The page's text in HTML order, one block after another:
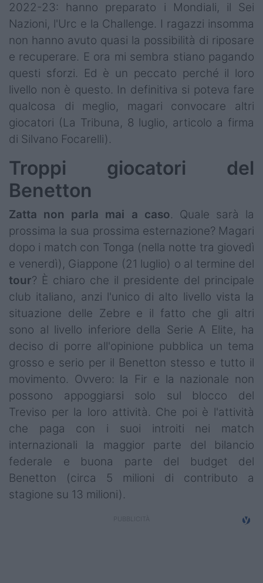
2022-23: hanno preparato i Mondiali, il Sei
Nazioni, l'Urc e la Challenge. I ragazzi insomma
non hanno avuto quasi la possibilità di riposare
e recuperare. E ora mi sembra stiano pagando
questi sforzi. Ed è un peccato perché il loro
livello non è questo. In definitiva si poteva fare
qualcosa di meglio, magari convocare altri
giocatori (La Tribuna, 8 luglio, articolo a firma
di Silvano Focarelli).
Troppi giocatori del
Benetton
Zatta non parla mai a caso. Quale sarà la
prossima la sua prossima esternazione? Magari
dopo i match con Tonga (nella notte tra giovedì
e venerdì), Giappone (21 luglio) o al termine del
tour? È chiaro che il presidente del principale
club italiano, anzi l'unico di alto livello vista la
situazione delle Zebre e il fatto che gli altri
sono al livello inferiore della Serie A Elite, ha
deciso di porre all'opinione pubblica un tema
grosso e serio per il Benetton stesso e tutto il
movimento. Ovvero: la Fir e la nazionale non
possono appoggiarsi solo sul blocco del
Treviso per la loro attività. Che poi è l'attività
che paga con i suoi introiti nei match
internazionali la maggior parte del bilancio
federale e buona parte del budget del
Benetton (circa 5 milioni di contributo a
stagione su 13 milioni).